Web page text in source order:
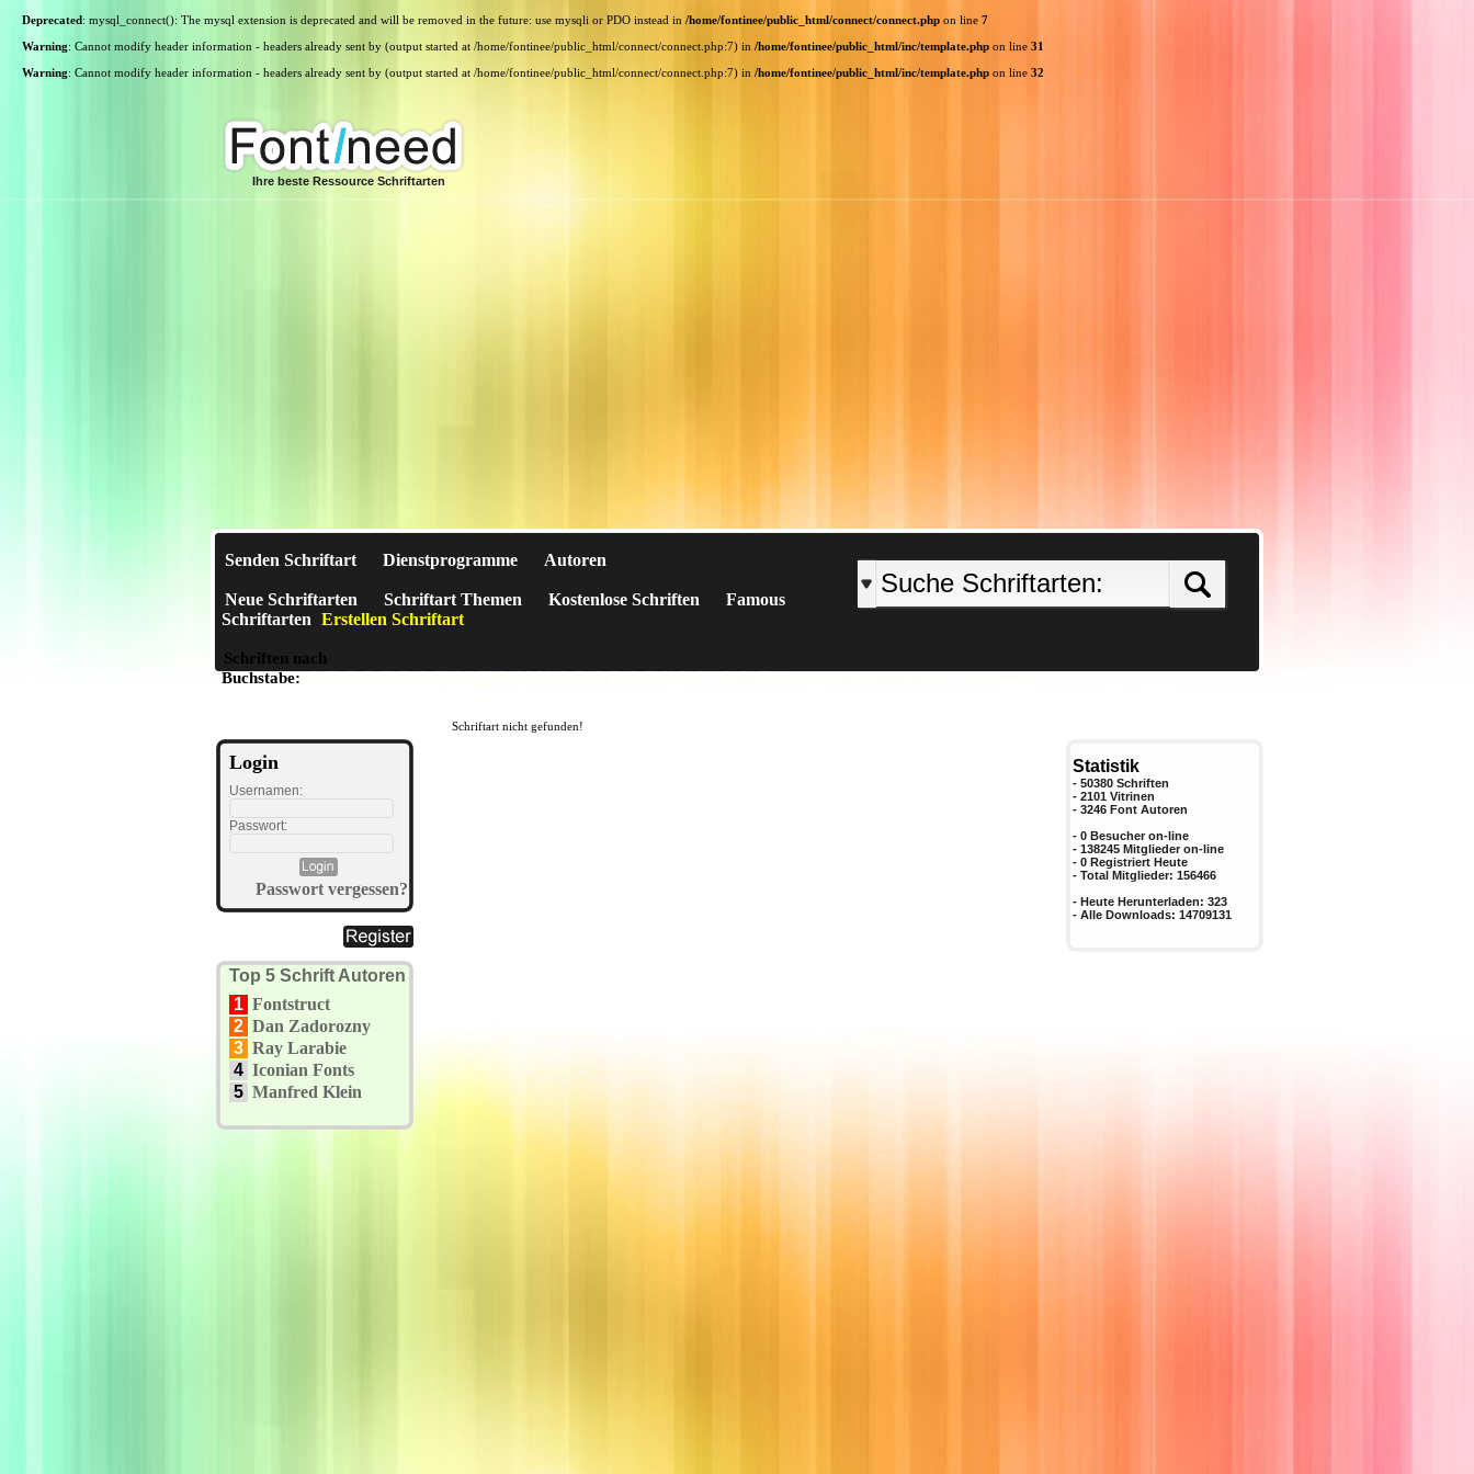
Deprecated: mysql_connect(): The mysql extension is deprecated and will be removed in the future: use mysqli or PDO instead in /home/fontinee/public_html/connect/connect.php on line 7
Warning: Cannot modify header information - headers already sent by (output started at /home/fontinee/public_html/connect/connect.php:7) in /home/fontinee/public_html/inc/template.php on line 31
Warning: Cannot modify header information - headers already sent by (output started at /home/fontinee/public_html/connect/connect.php:7) in /home/fontinee/public_html/inc/template.php on line 32
Ihre beste Ressource Schriftarten
Senden Schriftart Dienstprogramme Autoren
Neue Schriftarten Schriftart Themen Kostenlose Schriften
Famous
Schriftarten Erstellen Schriftart
Schriften nach
Buchstabe: A B C D E F G H I J K L M N O P Q R S T U V W X Y Z #
Login
Usernamen:
Passwort:
Passwort vergessen?
Top 5 Schrift Autoren
1 Fontstruct
2 Dan Zadorozny
3 Ray Larabie
4 Iconian Fonts
5 Manfred Klein
Schriftart nicht gefunden!
Statistik
- 50380 Schriften
- 2101 Vitrinen
- 3246 Font Autoren
- 0 Besucher on-line
- 138245 Mitglieder on-line
- 0 Registriert Heute
- Total Mitglieder: 156466
- Heute Herunterladen: 323
- Alle Downloads: 14709131